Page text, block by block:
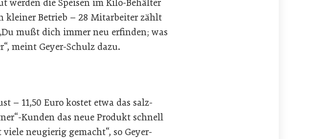
werden die Speisen im Kilo-Behälter
kleiner Betrieb – 28 Mitarbeiter zählt
mußt dich immer neu erfinden; was
meint Geyer-Schulz dazu.
– 11,50 Euro kostet etwa das salz-
Kunden das neue Produkt schnell
neugierig gemacht“, so Geyer-